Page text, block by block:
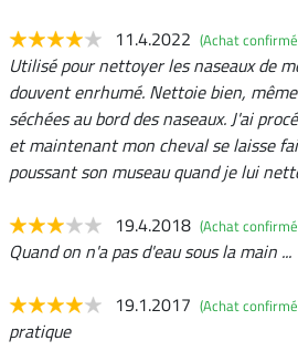
11.4.2022 (Achat
Utilisé pour nettoyer les naseaux de
douvent enrhumé. Nettoie bien,
séchées au bord des naseaux. J'ai
et maintenant mon cheval se laisse
poussant son museau quand je lui
19.4.2018 (Achat
Quand on n'a pas d'eau sous la main ...
19.1.2017 (Achat
pratique